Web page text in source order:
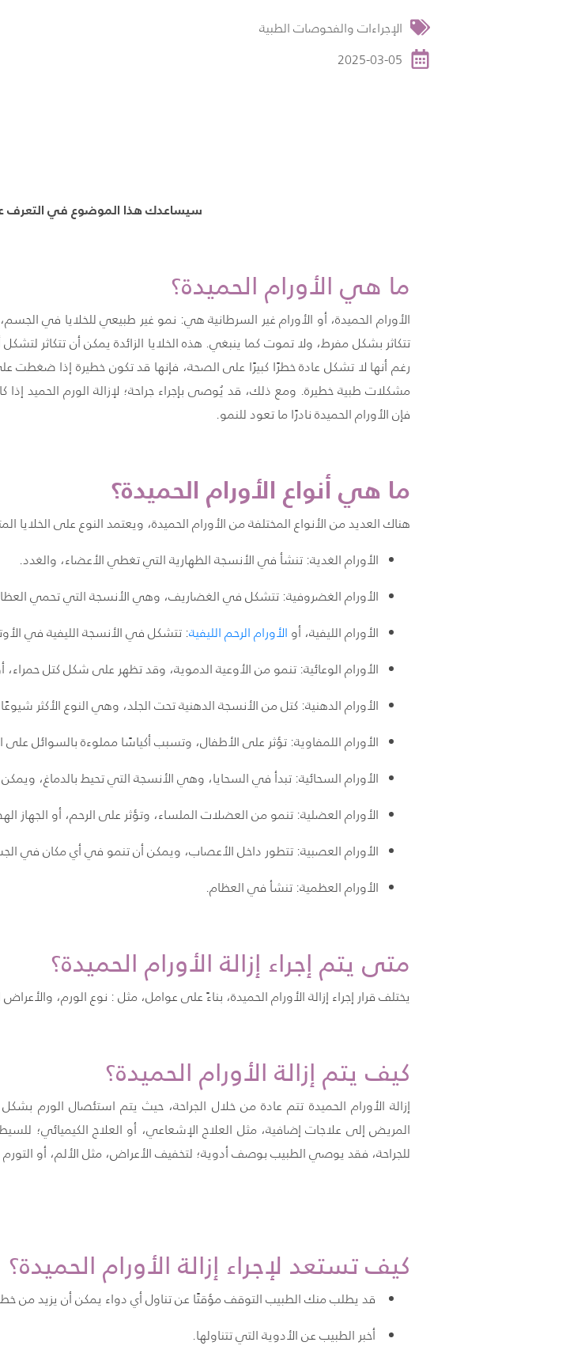
الإجراءات والفحوصات الطبية
2025-03-05
سيساعدك هذا الموضوع في التعرف
ما هي الأورام الحميدة؟
الأورام الحميدة، أو الأورام غير السرطانية هي: نمو غير طبيعي للخلايا في
تتكاثر بشكل مفرط، ولا تموت كما ينبغي. هذه الخلايا الزائدة يمكن أن تتكاثر
رغم أنها لا تشكل عادة خطرًا كبيرًا على الصحة، فإنها قد تكون خطيرة إذا ضغطت
مشكلات طبية خطيرة. ومع ذلك، قد يُوصى بإجراء جراحة؛ لإزالة الورم الحميد إذا
فإن الأورام الحميدة نادرًا ما تعود للنمو.
ما هي أنواع الأورام الحميدة؟
هناك العديد من الأنواع المختلفة من الأورام الحميدة، ويعتمد النوع على الخلايا
الأورام الغدية: تنشأ في الأنسجة الظهارية التي تغطي الأعضاء، والغدد.
الأورام الغضروفية: تتشكل في الغضاريف، وهي الأنسجة التي تحمي
الأورام الليفية، أو الأورام الرحم الليفية: تتشكل في الأنسجة الليفية في
الأورام الوعائية: تنمو من الأوعية الدموية، وقد تظهر على شكل كتل حمراء،
الأورام الدهنية: كتل من الأنسجة الدهنية تحت الجلد، وهي النوع الأكثر
الأورام اللمفاوية: تؤثر على الأطفال، وتسبب أكياسًا مملوءة بالسوائل على
الأورام السحائية: تبدأ في السحايا، وهي الأنسجة التي تحيط بالدماغ،
الأورام العضلية: تنمو من العضلات الملساء، وتؤثر على الرحم، أو الجهاز
الأورام العصبية: تتطور داخل الأعصاب، ويمكن أن تنمو في أي مكان في
الأورام العظمية: تنشأ في العظام.
متى يتم إجراء إزالة الأورام الحميدة؟
يختلف قرار إجراء إزالة الأورام الحميدة، بناءً على عوامل، مثل : نوع الورم،
كيف يتم إزالة الأورام الحميدة؟
إزالة الأورام الحميدة تتم عادة من خلال الجراحة، حيث يتم استئصال الورم
المريض إلى علاجات إضافية، مثل العلاج الإشعاعي، أو العلاج الكيميائي؛
للجراحة، فقد يوصي الطبيب بوصف أدوية؛ لتخفيف الأعراض، مثل الألم، أو التورم
كيف تستعد لإجراء إزالة الأورام الحميدة؟
قد يطلب منك الطبيب التوقف مؤقتًا عن تناول أي دواء يمكن أن يزيد من خطر
أخبر الطبيب عن الأدوية التي تتناولها.